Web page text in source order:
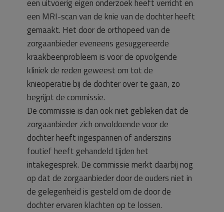
een uitvoerig eigen onderzoek heeft verricht en
een MRI-scan van de knie van de dochter heeft
gemaakt. Het door de orthopeed van de
zorgaanbieder eveneens gesuggereerde
kraakbeenprobleem is voor de opvolgende
kliniek de reden geweest om tot de
knieoperatie bij de dochter over te gaan, zo
begrijpt de commissie.
De commissie is dan ook niet gebleken dat de
zorgaanbieder zich onvoldoende voor de
dochter heeft ingespannen of anderszins
foutief heeft gehandeld tijden het
intakegesprek. De commissie merkt daarbij nog
op dat de zorgaanbieder door de ouders niet in
de gelegenheid is gesteld om de door de
dochter ervaren klachten op te lossen.